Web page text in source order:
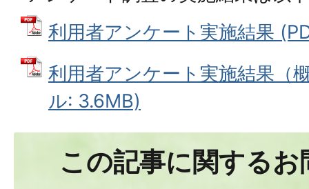
利用者アンケート実施結果
利用者アンケート実施結果（
ル: 3.6MB)
この記事に関する